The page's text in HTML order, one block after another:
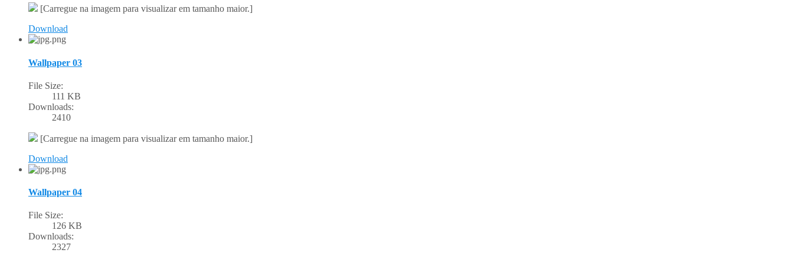
[Carregue na imagem para visualizar em tamanho maior.]
Download
Wallpaper 03
File Size:
111 KB
Downloads:
2410
[Carregue na imagem para visualizar em tamanho maior.]
Download
Wallpaper 04
File Size:
126 KB
Downloads:
2327